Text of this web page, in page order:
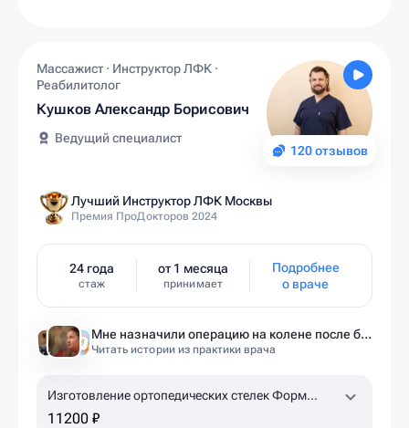
120 отзывов
Массажист · Инструктор ЛФК ·
Реабилитолог
Кушков Александр Борисович
Ведущий специалист
Лучший Инструктор ЛФК Москвы
Премия ПроДокторов 2024
24 года
стаж
от 1 месяца
принимает
Подробнее
о враче
Мне назначили операцию на колене после беременности. Оказалось — это было ошибкой
Читать истории из практики врача
Изготовление ортопедических стелек Форм
Тотикс
11200 ₽